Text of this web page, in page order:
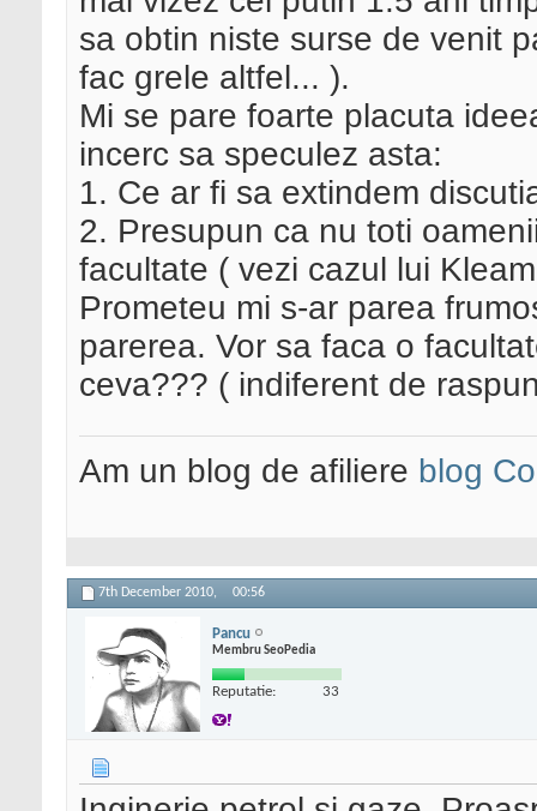
sa obtin niste surse de venit
fac grele altfel... ).
Mi se pare foarte placuta
incerc sa speculez asta:
1. Ce ar fi sa extindem
2. Presupun ca nu toti
facultate ( vezi cazul lui
Prometeu mi s-ar parea
parerea. Vor sa faca o
ceva??? ( indiferent de
Am un blog de afiliere blog
7th December 2010, 00:56
Pancu
Membru SeoPedia
Reputatie: 33